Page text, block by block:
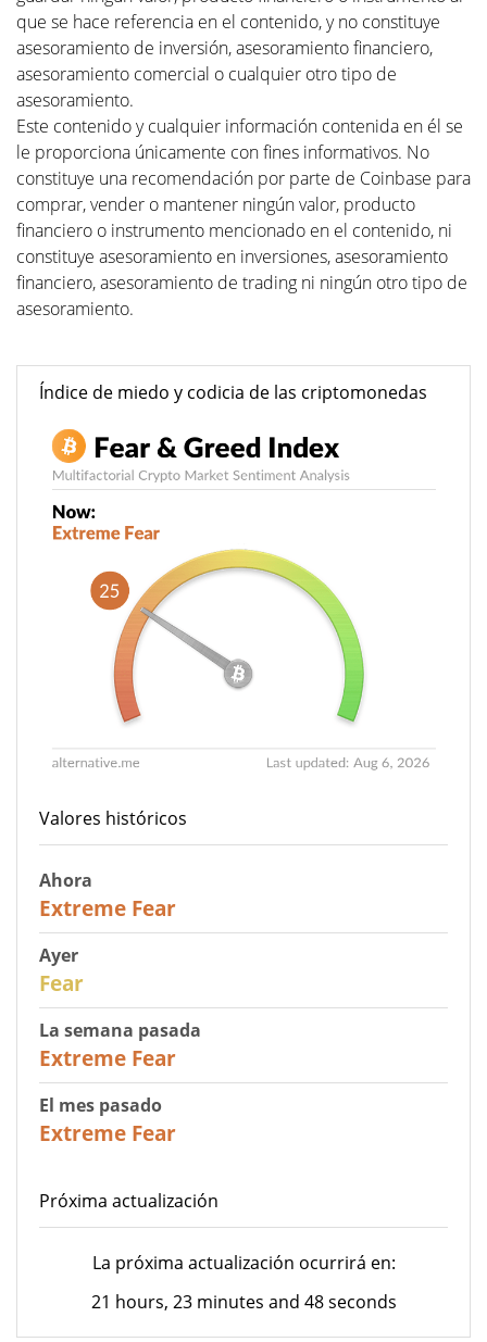
que se hace referencia en el contenido, y no constituye
asesoramiento de inversión, asesoramiento financiero,
asesoramiento comercial o cualquier otro tipo de
asesoramiento.
Este contenido y cualquier información contenida en él se
le proporciona únicamente con fines informativos. No
constituye una recomendación por parte de Coinbase para
comprar, vender o mantener ningún valor, producto
financiero o instrumento mencionado en el contenido, ni
constituye asesoramiento en inversiones, asesoramiento
financiero, asesoramiento de trading ni ningún otro tipo de
asesoramiento.
Índice de miedo y codicia de las criptomonedas
Valores históricos
Ahora
Extreme Fear
Ayer
Fear
La semana pasada
Extreme Fear
El mes pasado
Extreme Fear
Próxima actualización
La próxima actualización ocurrirá en:
21 hours, 23 minutes and 48 seconds